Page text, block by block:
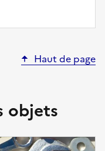
Haut de page
objets